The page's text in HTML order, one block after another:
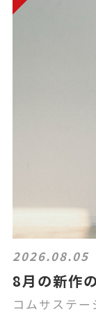
2026.08.05
8月の新作
コムサステー